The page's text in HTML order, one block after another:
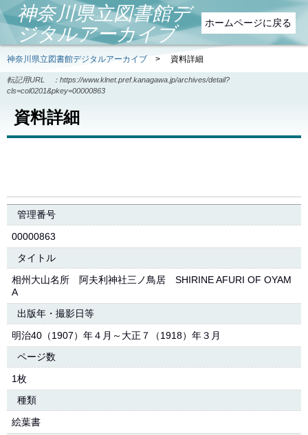
ホームページに戻る
神奈川県立図書館デ
ジタルアーカイブ
神奈川県立図書館デジタルアーカイブ> 資料詳細
転記用URL ： https://www.klnet.pref.kanagawa.jp/archives/detail?
cls=col0201&pkey=00000863
資料詳細
管理番号
00000863
タイトル
相州大山名所 阿夫利神社三ノ鳥居 SHIRINE AFURI OF OYAM
A
出版年・撮影日等
明治40（1907）年４月～大正７（1918）年３月
ページ数
1枚
種類
絵葉書